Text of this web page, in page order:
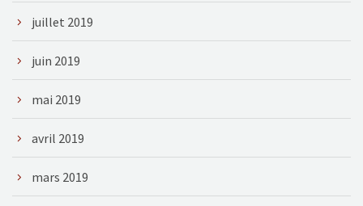
juillet 2019
juin 2019
mai 2019
avril 2019
mars 2019